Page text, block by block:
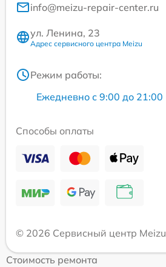
info@meizu-repair-center.ru
ул. Ленина, 23
Адрес сервисного центра Meizu
Режим работы:
Ежедневно с 9:00 до 21:00
Способы оплаты
© 2026 Сервисный центр Meizu
Стоимость ремонта